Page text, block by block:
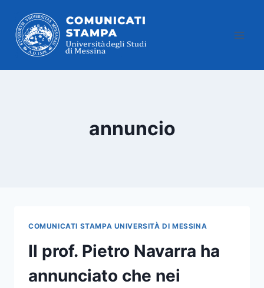
contenuto
annuncio
COMUNICATI STAMPA UNIVERSITÀ DI MESSINA
Il prof. Pietro Navarra ha
annunciato che nei